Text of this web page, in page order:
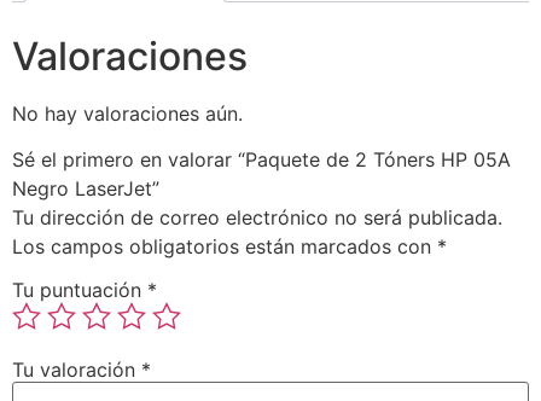
Valoraciones
No hay valoraciones aún.
Sé el primero en valorar “Paquete de 2 Tóners HP 05A
Negro LaserJet”
Tu dirección de correo electrónico no será publicada.
Los campos obligatorios están marcados con *
Tu puntuación *
Tu valoración *